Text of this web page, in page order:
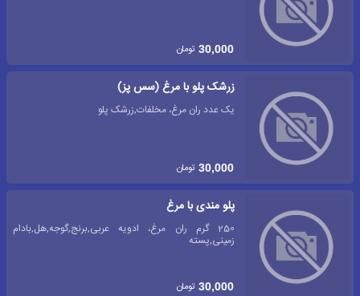
30,000 تومان
زرشک پلو با مرغ (سس پز)
یک عدد ران مرغ، مخلفات,زرشک پلو
30,000 تومان
پلو مندی با مرغ
250 گرم ران مرغ، ادویه عربی,برنج,گوجه,هل,بادام
زمینی,پسته
30,000 تومان